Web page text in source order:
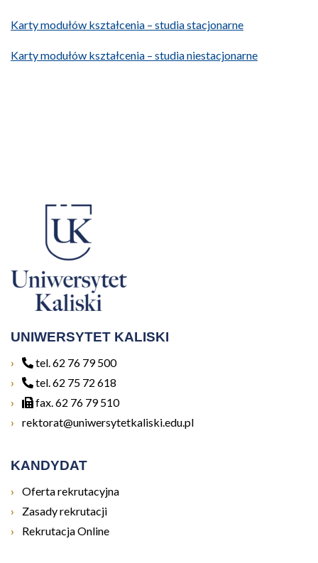
Karty modułów kształcenia – studia stacjonarne
Karty modułów kształcenia – studia niestacjonarne
UNIWERSYTET KALISKI
tel. 62 76 79 500
tel. 62 75 72 618
fax. 62 76 79 510
rektorat@uniwersytetkaliski.edu.pl
KANDYDAT
Oferta rekrutacyjnaOtwiera się w nowym oknie
Zasady rekrutacjiOtwiera się w nowym oknie
Rekrutacja OnlineOtwiera się w nowym oknie